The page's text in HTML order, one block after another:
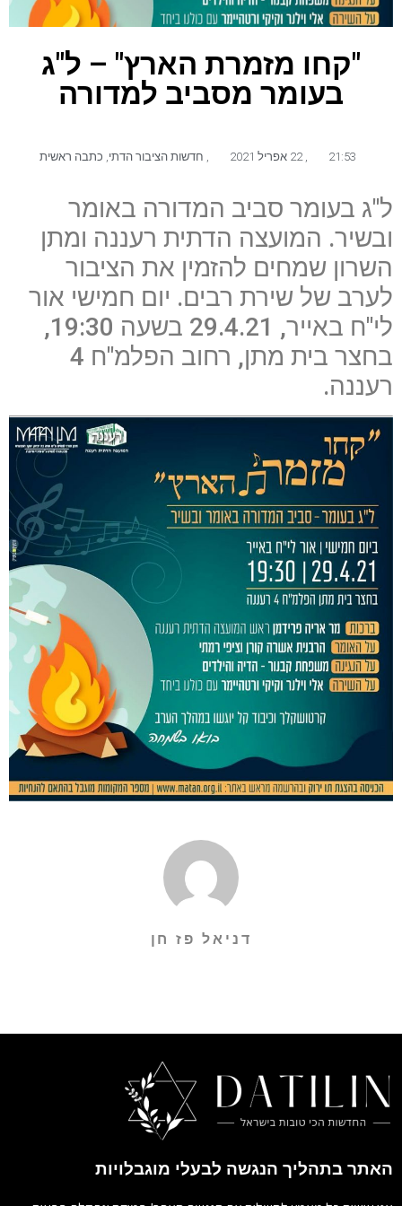
"קחו מזמרת הארץ" – ל"ג
בעומר מסביב למדורה
21:53 22 אפריל 2021 חדשות הציבור הדתי כתבה ראשית
ל"ג בעומר סביב המדורה באומר
ובשיר. המועצה הדתית רעננה ומתן
השרון שמחים להזמין את הציבור
לערב של שירת רבים. יום חמישי אור
לי"ח באייר, 29.4.21 בשעה 19:30,
בחצר בית מתן, רחוב הפלמ"ח 4
רעננה.
דניאל פז חן
האתר בתהליך הנגשה לבעלי מוגבלויות